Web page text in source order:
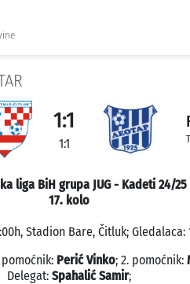
1:1
1:1
liga BiH grupa JUG - Kadeti 24/25
17. kolo
Stadion Bare, Čitluk; Gledalaca:
pomoćnik: Perić Vinko; 2. pomoćnik:
Delegat: Spahalić Samir;